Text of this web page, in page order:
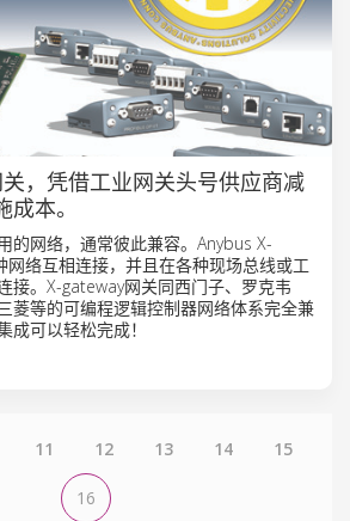
关，凭借工业网关头号供应商减
本。
的网络，通常彼此兼容。Anybus X-
网络互相连接，并且在各种现场总线或工
接。X-gateway网关同西门子、罗克韦
菱等的可编程逻辑控制器网络体系完全兼
成可以轻松完成！
11 12 13 14 15
16